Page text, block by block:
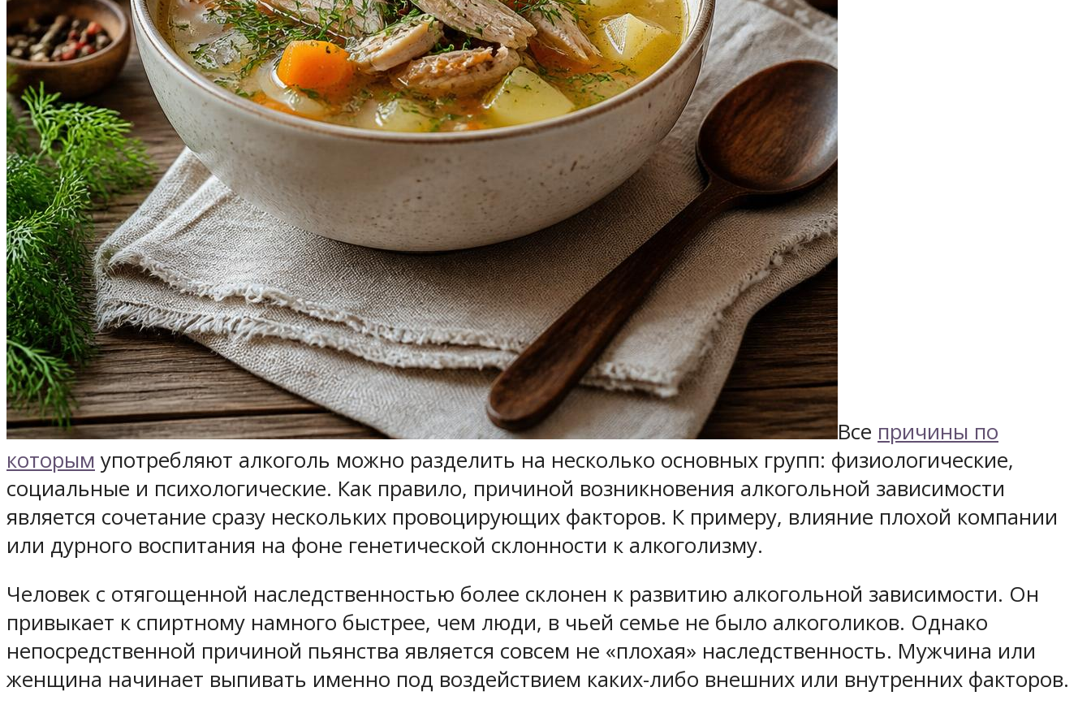
Все причины по
которым употребляют алкоголь можно разделить на несколько основных групп: физиологические,
социальные и психологические. Как правило, причиной возникновения алкогольной зависимости
является сочетание сразу нескольких провоцирующих факторов. К примеру, влияние плохой компании
или дурного воспитания на фоне генетической склонности к алкоголизму.
Человек с отягощенной наследственностью более склонен к развитию алкогольной зависимости. Он
привыкает к спиртному намного быстрее, чем люди, в чьей семье не было алкоголиков. Однако
непосредственной причиной пьянства является совсем не «плохая» наследственность. Мужчина или
женщина начинает выпивать именно под воздействием каких-либо внешних или внутренних факторов.